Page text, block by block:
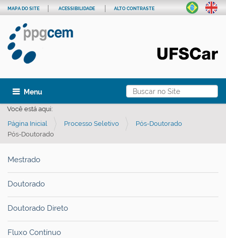
Busca
Busca Avançada…
MAPA DO SITE ACESSIBILIDADE ALTO CONTRASTE
Toggle navigation
Você está aqui:
Página Inicial
Processo Seletivo
Pós-Doutorado
Pós-Doutorado
Mestrado
Doutorado
Doutorado Direto
Fluxo Contínuo